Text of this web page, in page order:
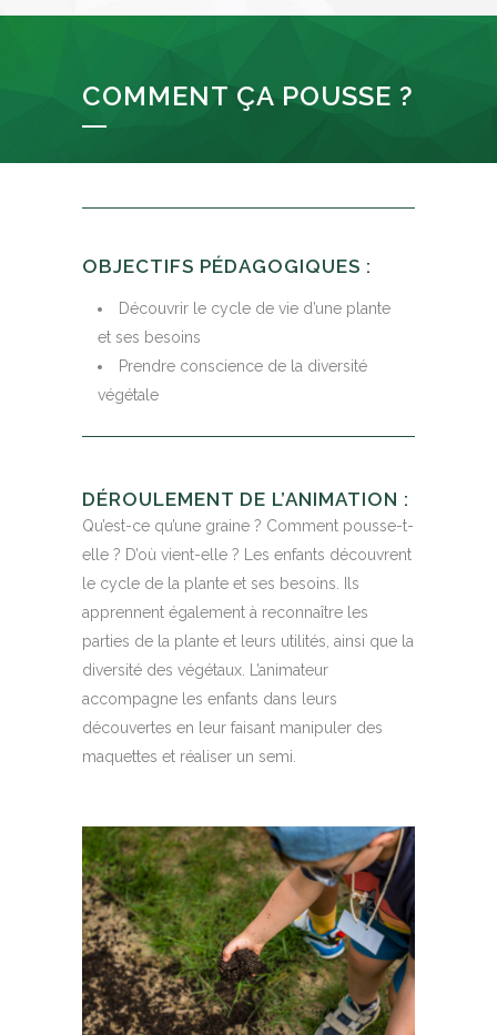
COMMENT ÇA POUSSE ?
OBJECTIFS PÉDAGOGIQUES :
Découvrir le cycle de vie d’une plante
et ses besoins
Prendre conscience de la diversité
végétale
DÉROULEMENT DE L’ANIMATION :
Qu’est-ce qu’une graine ? Comment pousse-t-
elle ? D’où vient-elle ? Les enfants découvrent
le cycle de la plante et ses besoins. Ils
apprennent également à reconnaître les
parties de la plante et leurs utilités, ainsi que la
diversité des végétaux. L’animateur
accompagne les enfants dans leurs
découvertes en leur faisant manipuler des
maquettes et réaliser un semi.